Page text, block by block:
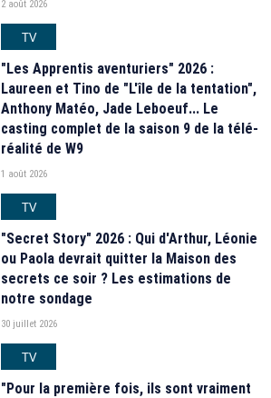
2 août 2026
TV
"Les Apprentis aventuriers" 2026 :
Laureen et Tino de "L'île de la tentation",
Anthony Matéo, Jade Leboeuf... Le
casting complet de la saison 9 de la télé-
réalité de W9
1 août 2026
TV
"Secret Story" 2026 : Qui d'Arthur, Léonie
ou Paola devrait quitter la Maison des
secrets ce soir ? Les estimations de
notre sondage
30 juillet 2026
TV
"Pour la première fois, ils sont vraiment